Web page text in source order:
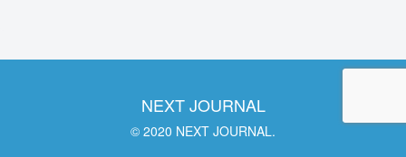
NEXT JOURNAL
© 2020 NEXT JOURNAL.